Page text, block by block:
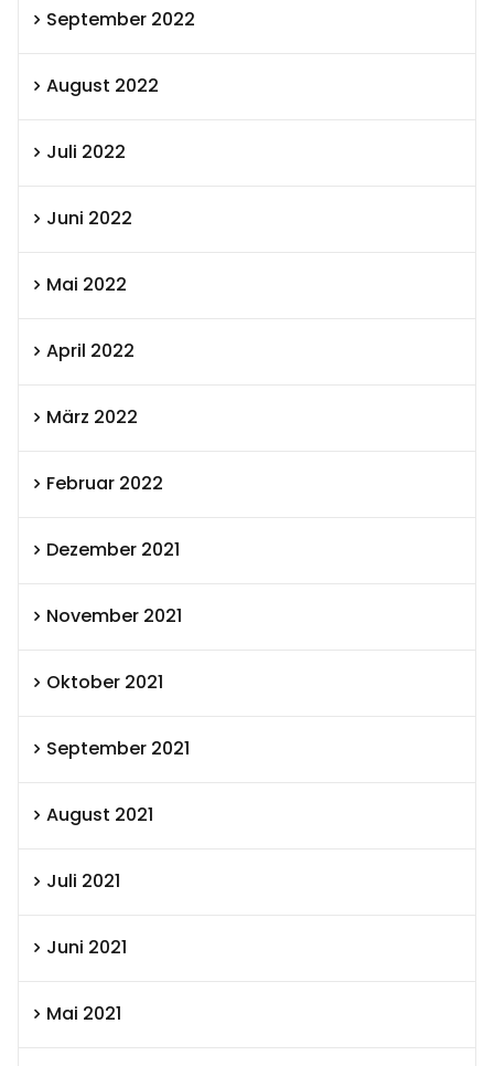
September 2022
August 2022
Juli 2022
Juni 2022
Mai 2022
April 2022
März 2022
Februar 2022
Dezember 2021
November 2021
Oktober 2021
September 2021
August 2021
Juli 2021
Juni 2021
Mai 2021